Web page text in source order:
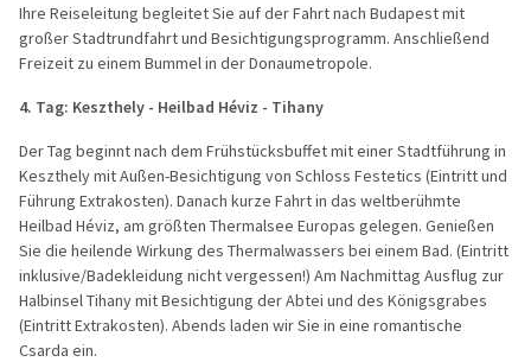
Ihre Reiseleitung begleitet Sie auf der Fahrt nach Budapest mit
großer Stadtrundfahrt und Besichtigungsprogramm. Anschließend
Freizeit zu einem Bummel in der Donaumetropole.
4. Tag: Keszthely - Heilbad Héviz - Tihany
Der Tag beginnt nach dem Frühstücksbuffet mit einer Stadtführung in
Keszthely mit Außen-Besichtigung von Schloss Festetics (Eintritt und
Füh­rung Extrakosten). Danach kur­ze Fahrt in das weltberühmte
Heilbad Héviz, am größten Thermalsee Europas gelegen. Genießen
Sie die heilende Wirkung des Thermalwassers bei einem Bad. (Eintritt
inklusive/Badekleidung nicht vergessen!) Am Nachmittag Ausflug zur
Halbinsel Tihany mit Besichtigung der Abtei und des Königsgrabes
(Eintritt Extrakosten). Abends laden wir Sie in eine romantische
Csarda ein.